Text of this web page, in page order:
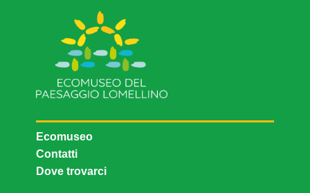
Ecomuseo
Contatti
Dove trovarci